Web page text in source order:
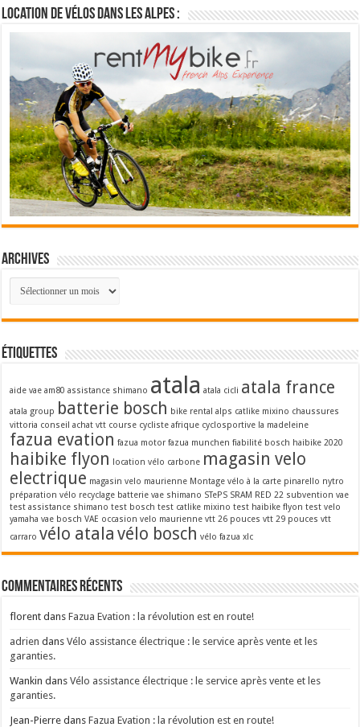
Location de vélos dans les Alpes :
Archives
Archives
Étiquettes
aide vae am80 assistance shimano atala atala cicli atala france
atala group batterie bosch bike rental alps catlike mixino chaussures
vittoria conseil achat vtt course cycliste afrique cyclosportive la madeleine
fazua evation fazua motor fazua munchen fiabilité bosch haibike 2020
haibike flyon location vélo carbone magasin velo
electrique magasin velo maurienne Montage vélo à la carte pinarello nytro
préparation vélo recyclage batterie vae shimano STePS SRAM RED 22 subvention vae
test assistance shimano test bosch test catlike mixino test haibike flyon test velo
yamaha vae bosch VAE occasion velo maurienne vtt 26 pouces vtt 29 pouces vtt
carraro vélo atala vélo bosch vélo fazua xlc
Commentaires récents
florent dansFazua Evation : la révolution est en route!
adrien dansVélo assistance électrique : le service après vente et les
garanties.
Wankin dansVélo assistance électrique : le service après vente et les
garanties.
Jean-Pierre dansFazua Evation : la révolution est en route!